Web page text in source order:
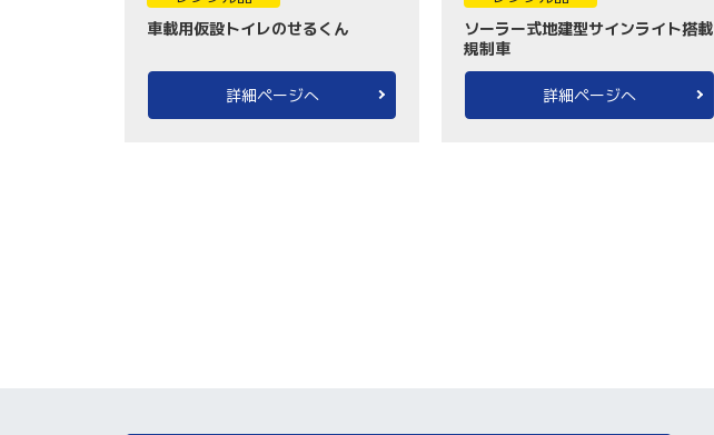
車載用仮設トイレのせるくん
詳細ページへ
ソーラー式地建型サインライト搭載
規制車
詳細ページへ